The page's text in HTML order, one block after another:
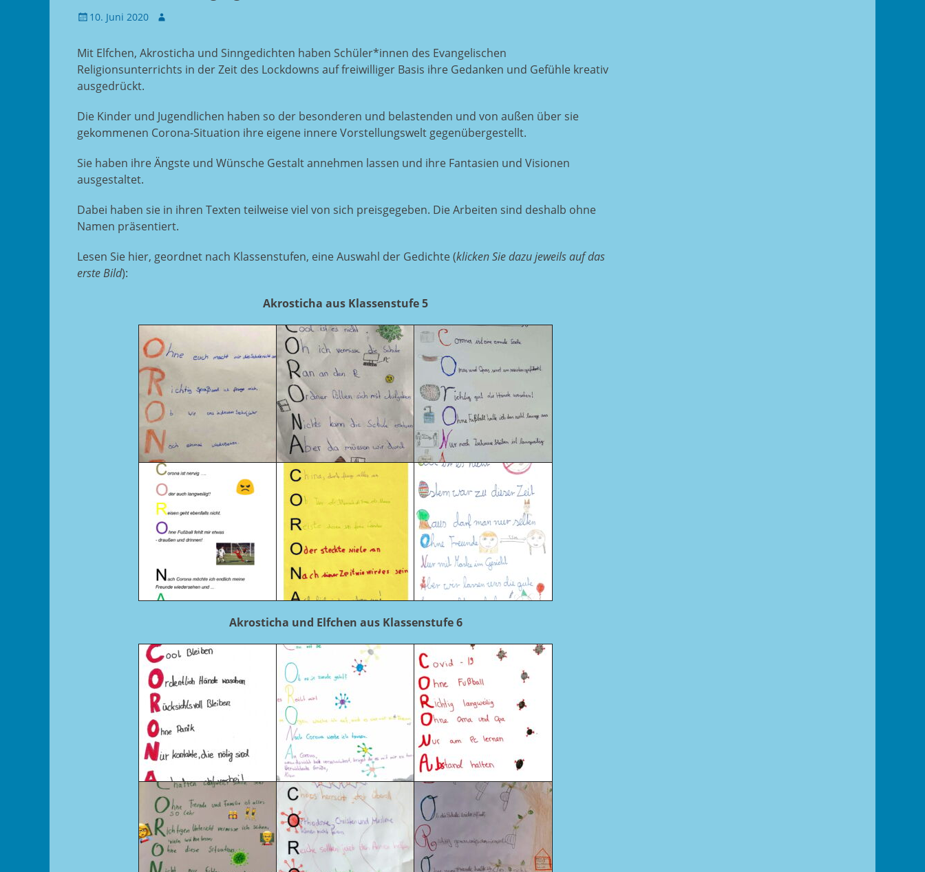
Gepostet
10. Juni 2020 Autor
Mit Elfchen, Akrosticha und Sinngedichten haben Schüler*innen des Evangelischen
Religionsunterrichts in der Zeit des Lockdowns auf freiwilliger Basis ihre Gedanken und Gefühle kreativ
ausgedrückt.
Die Kinder und Jugendlichen haben so der besonderen und belastenden und von außen über sie
gekommenen Corona-Situation ihre eigene innere Vorstellungswelt gegenübergestellt.
Sie haben ihre Ängste und Wünsche Gestalt annehmen lassen und ihre Fantasien und Visionen
ausgestaltet.
Dabei haben sie in ihren Texten teilweise viel von sich preisgegeben. Die Arbeiten sind deshalb ohne
Namen präsentiert.
Lesen Sie hier, geordnet nach Klassenstufen, eine Auswahl der Gedichte (klicken Sie dazu jeweils auf das
erste Bild):
Akrosticha aus Klassenstufe 5
Akrosticha und Elfchen aus Klassenstufe 6